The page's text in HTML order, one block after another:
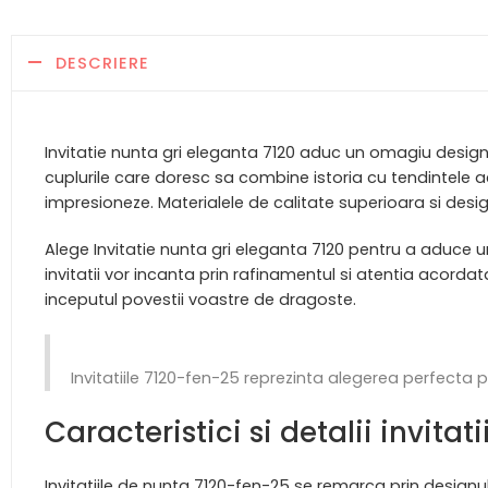
DESCRIERE
Invitatie nunta gri eleganta 7120 aduc un omagiu
cuplurile care doresc sa combine istoria cu tendintele
impresioneze. Materialele de calitate superioara si
Alege Invitatie nunta gri eleganta 7120 pentru a aduce
invitatii vor incanta prin rafinamentul si atentia
inceputul povestii voastre de dragoste.
Invitatiile 7120-fen-25 reprezinta alegerea perfecta
Caracteristici si detalii